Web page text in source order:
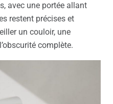
avec une portée allant
restent précises et
un couloir, une
complète.